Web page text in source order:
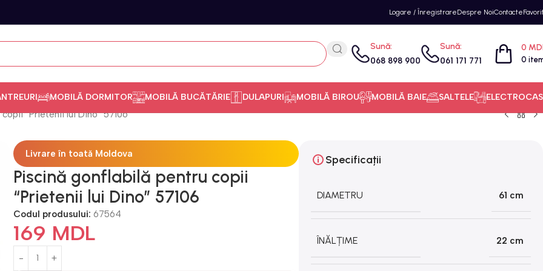
Logare / ÎnregistrareDespre NoiContacte
Sună:
068 898 900
Sună:
061 171 771 0
0
MOBILĂ DORMITOR MOBILĂ BUCĂTĂRIE DULAPURI MOBILĂ BIROU MOBILĂ BAIE SALTELE
“Prietenii lui Dino” 57106
Livrare în toată Moldova
Piscină gonflabilă pentru copii
“Prietenii lui Dino” 57106
Codul produsului: 67564
169 MDL
Specificații
DIAMETRU 61 cm
ÎNĂLȚIME 22 cm